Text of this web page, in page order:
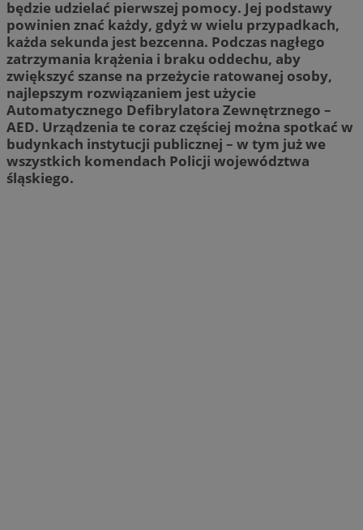
będzie udzielać pierwszej pomocy. Jej podstawy
powinien znać każdy, gdyż w wielu przypadkach,
każda sekunda jest bezcenna. Podczas nagłego
zatrzymania krążenia i braku oddechu, aby
zwiększyć szanse na przeżycie ratowanej osoby,
najlepszym rozwiązaniem jest użycie
Automatycznego Defibrylatora Zewnętrznego –
AED. Urządzenia te coraz częściej można spotkać w
budynkach instytucji publicznej – w tym już we
wszystkich komendach Policji województwa
śląskiego.